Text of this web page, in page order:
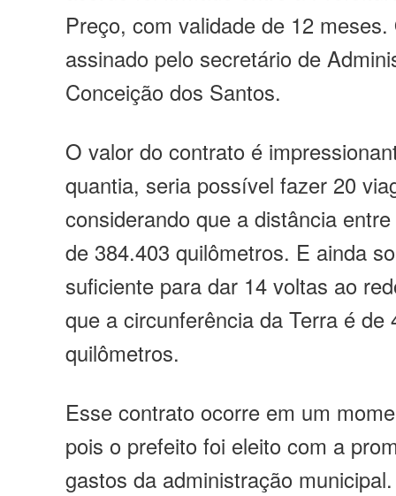
Preço, com validade de 12
assinado pelo secretário de
Conceição dos Santos.
O valor do contrato é
quantia, seria possível fazer 20
considerando que a distância
de 384.403 quilômetros. E ainda
suficiente para dar 14 voltas ao
que a circunferência da Terra é de
quilômetros.
Esse contrato ocorre em um
pois o prefeito foi eleito com a
gastos da administração